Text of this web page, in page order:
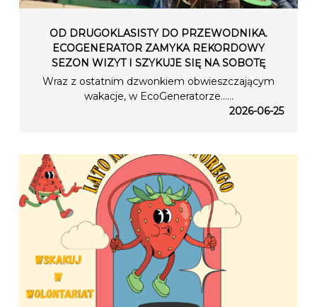
OD DRUGOKLASISTY DO PRZEWODNIKA.
ECOGENERATOR ZAMYKA REKORDOWY
SEZON WIZYT I SZYKUJE SIĘ NA SOBOTĘ
Wraz z ostatnim dzwonkiem obwieszczającym
wakacje, w EcoGeneratorze…...
2026-06-25